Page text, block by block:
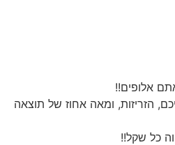
אלופים!!
הזריזות, ומאה אחוז של תוצאה
כל שקל!!